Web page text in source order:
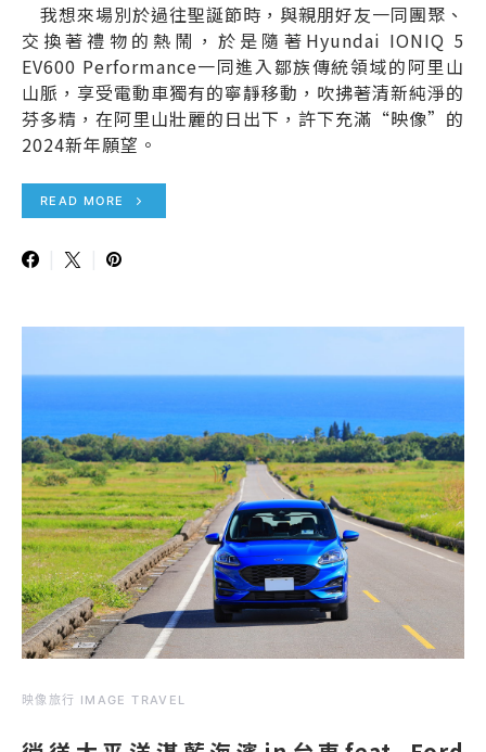
我想來場別於過往聖誕節時，與親朋好友一同團聚、
交換著禮物的熱鬧，於是隨著Hyundai IONIQ 5
EV600 Performance一同進入鄒族傳統領域的阿里山
山脈，享受電動車獨有的寧靜移動，吹拂著清新純淨的
芬多精，在阿里山壯麗的日出下，許下充滿“映像”的
2024新年願望。
READ MORE
映像旅行 IMAGE TRAVEL